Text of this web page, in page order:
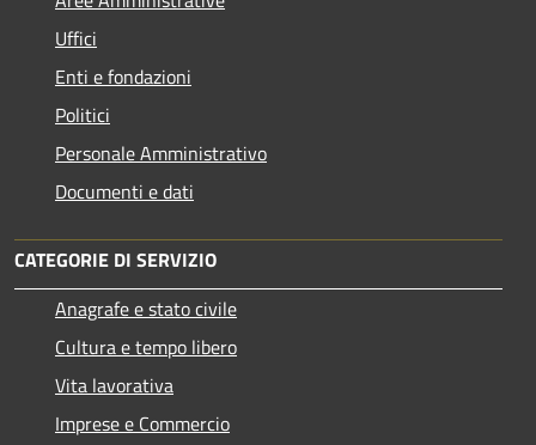
Uffici
Enti e fondazioni
Politici
Personale Amministrativo
Documenti e dati
CATEGORIE DI SERVIZIO
Anagrafe e stato civile
Cultura e tempo libero
Vita lavorativa
Imprese e Commercio